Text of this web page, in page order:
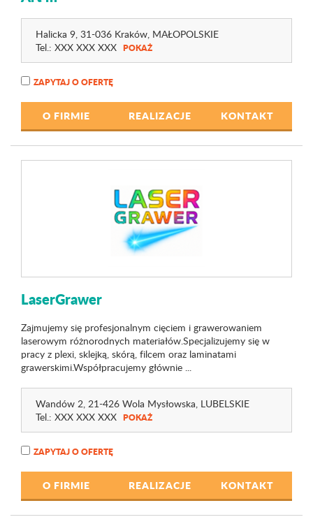
Halicka 9, 31-036 Kraków, MAŁOPOLSKIE
Tel.: XXX XXX XXX POKAŻ
ZAPYTAJ O OFERTĘ
O FIRMIE REALIZACJE KONTAKT
LaserGrawer
Zajmujemy się profesjonalnym cięciem i grawerowaniem
laserowym różnorodnych materiałów.Specjalizujemy się w
pracy z plexi, sklejką, skórą, filcem oraz laminatami
grawerskimi.Współpracujemy głównie ...
Wandów 2, 21-426 Wola Mysłowska, LUBELSKIE
Tel.: XXX XXX XXX POKAŻ
ZAPYTAJ O OFERTĘ
O FIRMIE REALIZACJE KONTAKT